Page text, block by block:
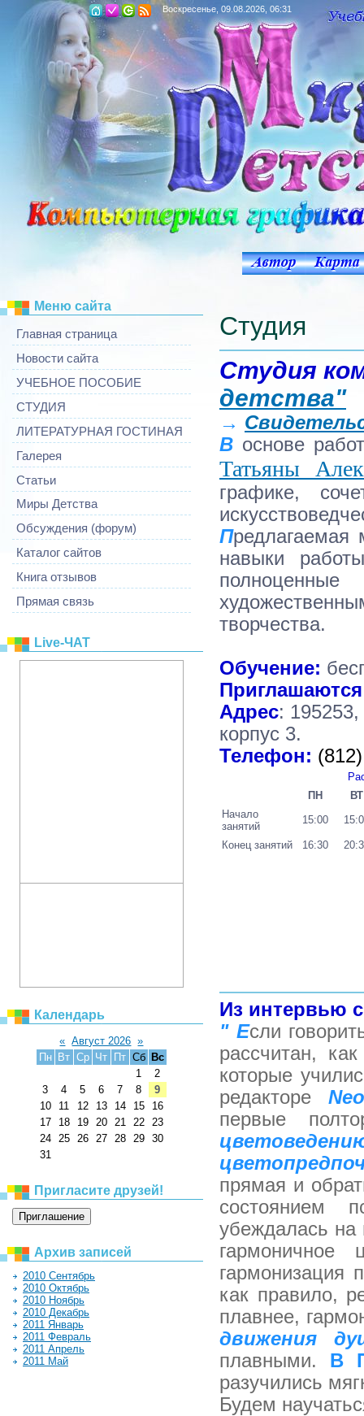
Воскресенье, 09.08.2026, 06:31
Меню сайта
Главная страница
Новости сайта
УЧЕБНОЕ ПОСОБИЕ
СТУДИЯ
ЛИТЕРАТУРНАЯ ГОСТИНАЯ
Галерея
Статьи
Миры Детства
Обсуждения (форум)
Каталог сайтов
Книга отзывов
Прямая связь
Live-ЧАТ
Календарь
« Август 2026 »
Пн Вт Ср Чт Пт Сб Вс
1
2
3
4 5 6 7 8
9
10
11 12 13 14 15
16
17
18 19 20 21 22 23
24 25 26 27 28 29 30
31
Пригласите друзей!
Архив записей
2010 Сентябрь
2010 Октябрь
2010 Ноябрь
2010 Декабрь
2011 Январь
2011 Февраль
2011 Апрель
2011 Май
Студия
Студия
детства"
→
В основе
Татьяны
графике,
Предлагаемая
навыки
творчества.
Обучение:
Адрес: 195253,
корпус 3.
Телефон:
ПН
ВТ
Начало
занятий
15:00
Конец занятий 16:30
Из интервью
" Если
рассчитан,
которые
редакторе
первые
прямая и
состоянием
убеждалась на
гармоничное
гармонизация
как правило,
плавнее,
движения
плавными.
В
разучились
Будем